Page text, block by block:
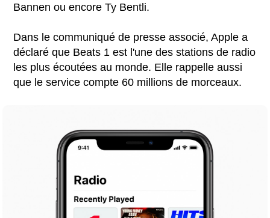
Bannen ou encore Ty Bentli.
Dans le communiqué de presse associé, Apple a
déclaré que Beats 1 est l'une des stations de radio
les plus écoutées au monde. Elle rappelle aussi
que le service compte 60 millions de morceaux.